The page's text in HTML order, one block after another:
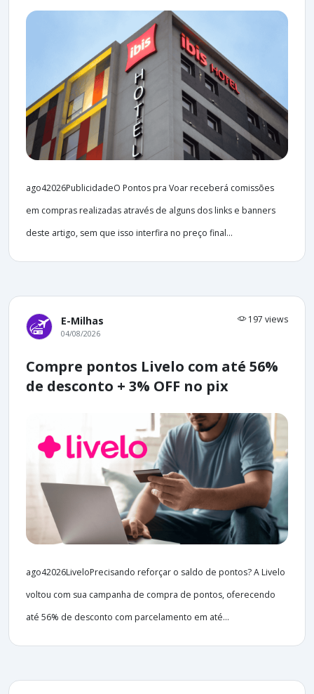
ago42026PublicidadeO Pontos pra Voar receberá comissões
em compras realizadas através de alguns dos links e banners
deste artigo, sem que isso interfira no preço final...
E-Milhas 197 views
04/08/2026
Compre pontos Livelo com até 56%
de desconto + 3% OFF no pix
ago42026LiveloPrecisando reforçar o saldo de pontos? A Livelo
voltou com sua campanha de compra de pontos, oferecendo
até 56% de desconto com parcelamento em até...